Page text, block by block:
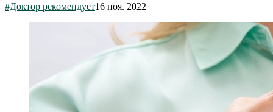
#Доктор рекомендует16 ноя. 2022